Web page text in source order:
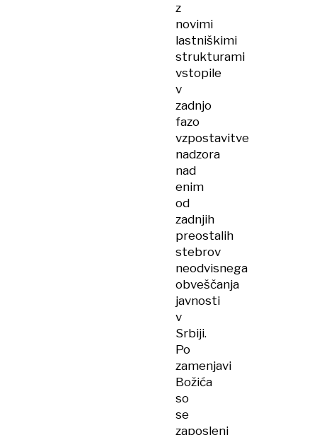
z
novimi
lastniškimi
strukturami
vstopile
v
zadnjo
fazo
vzpostavitve
nadzora
nad
enim
od
zadnjih
preostalih
stebrov
neodvisnega
obveščanja
javnosti
v
Srbiji.
Po
zamenjavi
Božića
so
se
zaposleni